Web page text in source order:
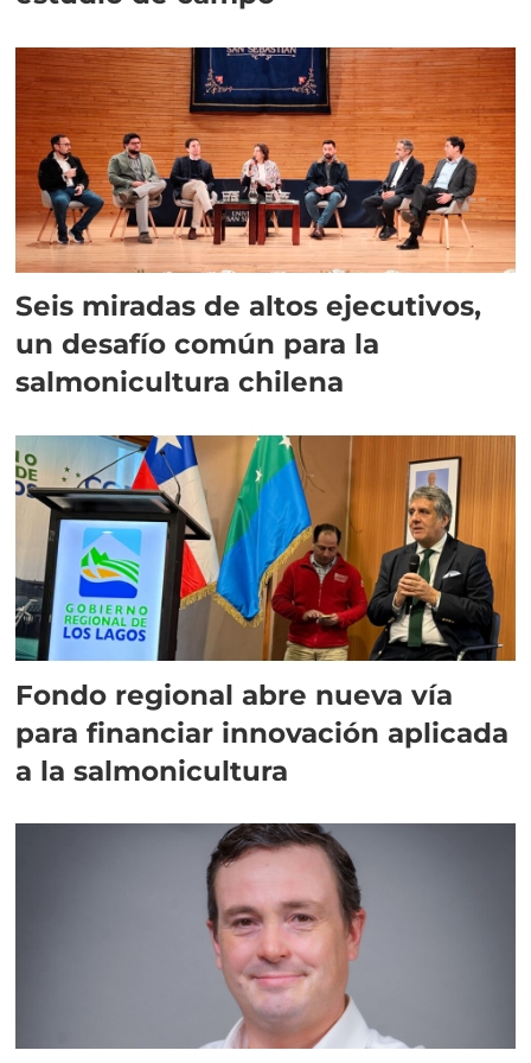
Seis miradas de altos ejecutivos,
un desafío común para la
salmonicultura chilena
Fondo regional abre nueva vía
para financiar innovación aplicada
a la salmonicultura